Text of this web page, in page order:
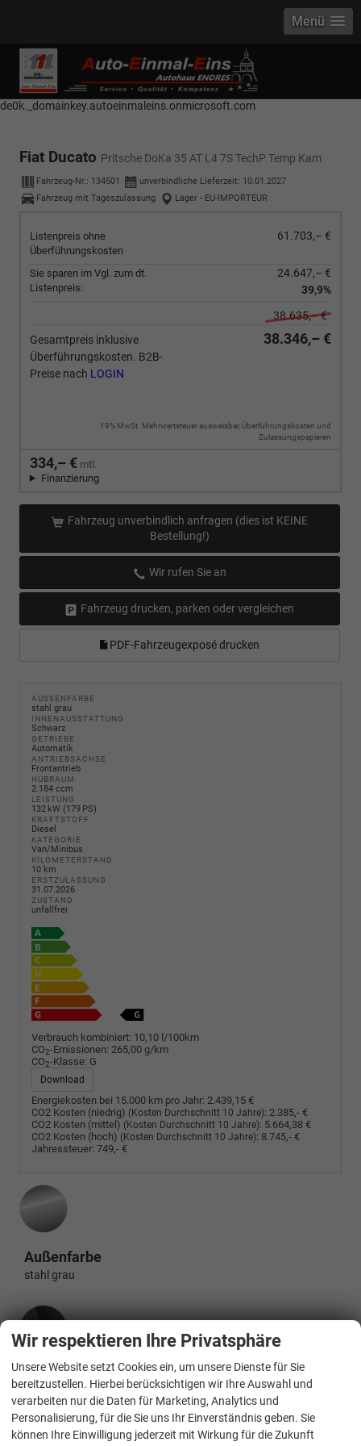
------------ Host Name : selector1._domainkey Points to address or value:
selector1-aee-de0k._domainkey.autoeinmaleins.onmicrosoft.com Host
Name : selector2._domainkey Points to address or value: selector2-aee-
de0k._domainkey.autoeinmaleins.onmicrosoft.com
Menü
Fiat Ducato Pritsche DoKa 35 AT L4 7S TechP Temp Kam
Fahrzeug-Nr.: 134501 unverbindliche Lieferzeit: 10.01.2027
Fahrzeug mit Tageszulassung
Lager - EU-IMPORTEUR
Listenpreis ohne
Überführungskosten
61.703,– €
Sie sparen im Vgl. zum dt.
Listenpreis:
24.647,– €
39,9%
38.635,– €
Gesamtpreis inklusive
Überführungskosten. B2B-
Preise nach LOGIN
38.346,– €
19% MwSt. Mehrwertsteuer ausweisbar, Überführungskosten und
Zulassungspapieren
334,– € mtl.
Finanzierung
Fahrzeug unverbindlich anfragen (dies ist KEINE
Bestellung!)
Wir rufen Sie an
Fahrzeug drucken, parken oder vergleichen
PDF-Fahrzeugexposé drucken
AUSSENFARBE
stahl grau
INNENAUSSTATTUNG
Schwarz
GETRIEBE
Automatik
ANTRIEBSACHSE
Frontantrieb
HUBRAUM
2.184 ccm
LEISTUNG
132 kW (179 PS)
KRAFTSTOFF
Diesel
KATEGORIE
Van/Minibus
KILOMETERSTAND
10 km
ERSTZULASSUNG
31.07.2026
ZUSTAND
unfallfrei
Verbrauch kombiniert: 10,10 l/100km
CO2-Emissionen: 265,00 g/km
CO2-Klasse: G
Download
Energiekosten bei 15.000 km pro Jahr: 2.439,15 €
CO2 Kosten (niedrig) (Kosten Durchschnitt 10 Jahre): 2.385,- €
CO2 Kosten (mittel) (Kosten Durchschnitt 10 Jahre): 5.664,38 €
CO2 Kosten (hoch) (Kosten Durchschnitt 10 Jahre): 8.745,- €
Jahressteuer: 749,- €
Außenfarbe
stahl grau
Innenausstattung
Innenausstattung
Schwarz
Wir respektieren Ihre Privatsphäre
Unsere Website setzt Cookies ein, um unsere Dienste für Sie
bereitzustellen. Hierbei berücksichtigen wir Ihre Auswahl und
verarbeiten nur die Daten für Marketing, Analytics und
Personalisierung, für die Sie uns Ihr Einverständnis geben. Sie
können Ihre Einwilligung jederzeit mit Wirkung für die Zukunft